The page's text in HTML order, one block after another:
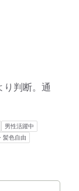
り判断。通
男性活躍中
髪色自由